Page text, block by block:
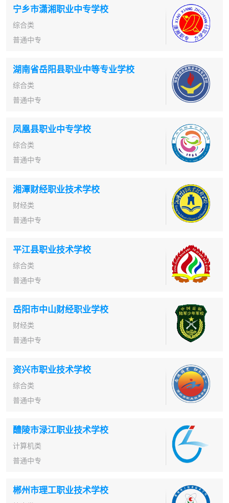
宁乡市潇湘职业中专学校
综合类
普通中专
湖南省岳阳县职业中等专业学校
综合类
普通中专
凤凰县职业中专学校
综合类
普通中专
湘潭财经职业技术学校
财经类
普通中专
平江县职业技术学校
综合类
普通中专
岳阳市中山财经职业学校
财经类
普通中专
资兴市职业技术学校
综合类
普通中专
醴陵市渌江职业技术学校
计算机类
普通中专
郴州市理工职业技术学校